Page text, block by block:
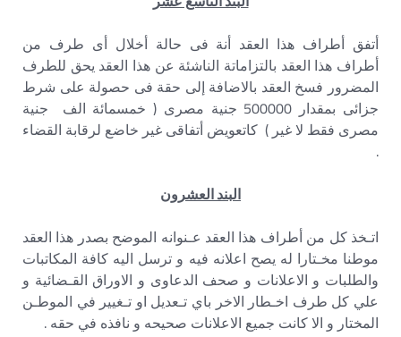
أتفق أطراف هذا العقد أنة فى حالة أخلال أى طرف من
أطراف هذا العقد بالتزاماتة الناشئة عن هذا العقد يحق للطرف
المضرور فسخ العقد بالاضافة إلى حقة فى حصولة على شرط
جزائى بمقدار 500000 جنية مصرى ( خمسمائة الف جنية
مصرى فقط لا غير ) كاتعويض أتفاقى غير خاضع لرقابة القضاء
.
البند العشرون
اتـخذ كل من أطراف هذا العقد عـنوانه الموضح بصدر هذا العقد
موطنا مخـتارا له يصح اعلانه فيه و ترسل اليه كافة المكاتبات
والطلبات و الاعلانات و صحف الدعاوى و الاوراق القـضائية و
علي كل طرف اخـطار الاخر باي تـعديل او تـغيير في الموطـن
المختار و الا كانت جميع الاعلانات صحيحه و نافذه في حقه .